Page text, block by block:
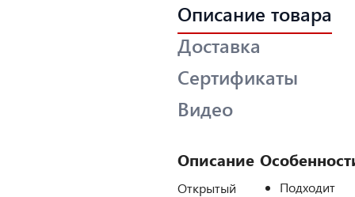
Описание товара
Доставка
Сертификаты
Видео
Описание
Открытый
Подходит